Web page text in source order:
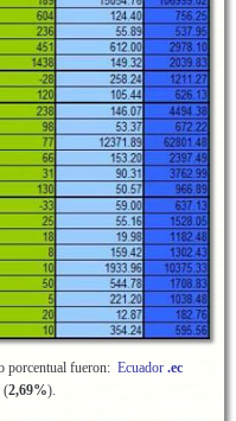
porcentual fueron: Ecuador .ec
(2,69%).